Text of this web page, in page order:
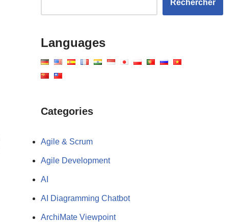
Rechercher
Languages
Categories
Agile & Scrum
Agile Development
AI
AI Diagramming Chatbot
ArchiMate Viewpoint